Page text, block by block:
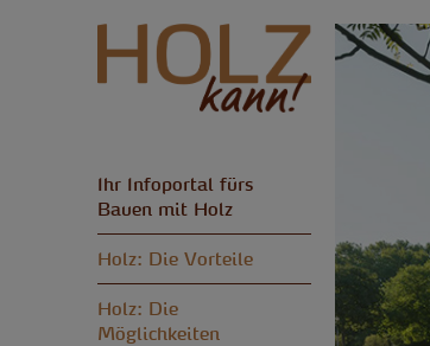
Ihr Infoportal fürs
Bauen mit Holz
Holz: Die Vorteile
Holz: Die
Möglichkeiten